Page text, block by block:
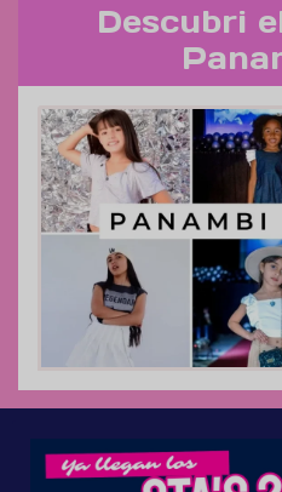
Descubri